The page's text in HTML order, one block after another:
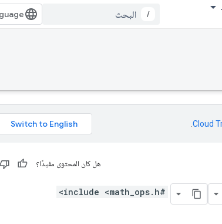
/
Cloud
هل كان المحتوى مفيدًا؟
#include <math_ops.h>